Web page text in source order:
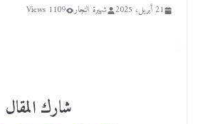
21 أبريل، 2025 شهيرة النجار 1109 Views
شارك المقال